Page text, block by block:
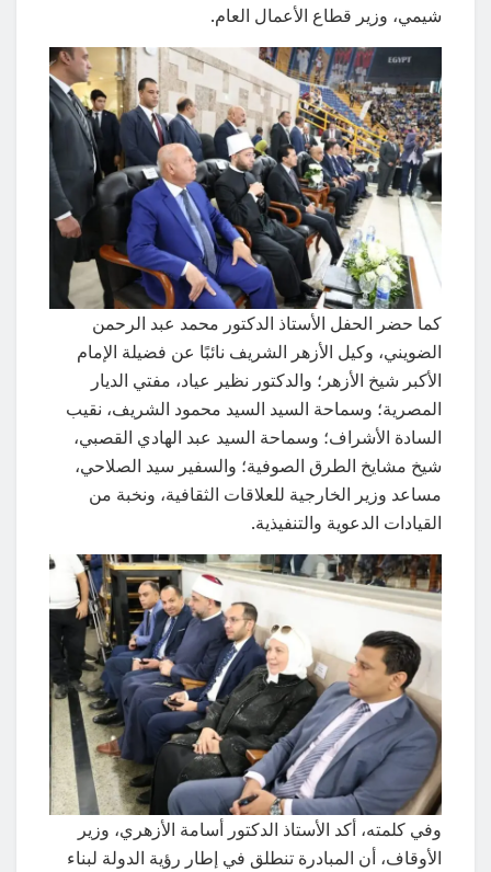
شيمي، وزير قطاع الأعمال العام.
كما حضر الحفل الأستاذ الدكتور محمد عبد الرحمن
الضويني، وكيل الأزهر الشريف نائبًا عن فضيلة الإمام
الأكبر شيخ الأزهر؛ والدكتور نظير عياد، مفتي الديار
المصرية؛ وسماحة السيد السيد محمود الشريف، نقيب
السادة الأشراف؛ وسماحة السيد عبد الهادي القصبي،
شيخ مشايخ الطرق الصوفية؛ والسفير سيد الصلاحي،
مساعد وزير الخارجية للعلاقات الثقافية، ونخبة من
القيادات الدعوية والتنفيذية.
وفي كلمته، أكد الأستاذ الدكتور أسامة الأزهري، وزير
الأوقاف، أن المبادرة تنطلق في إطار رؤية الدولة لبناء